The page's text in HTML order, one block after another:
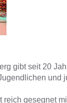
gibt seit 20
und
gesegnet